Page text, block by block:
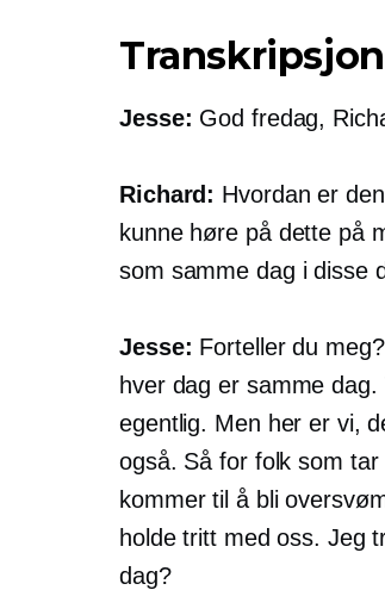
Jesse: God fredag,
Richard: Hvordan er
kunne høre på dette på
som samme dag i disse
Jesse: Forteller du
hver dag er samme
egentlig. Men her er vi,
også. Så for folk som
kommer til å bli
holde tritt med oss. Jeg
dag?